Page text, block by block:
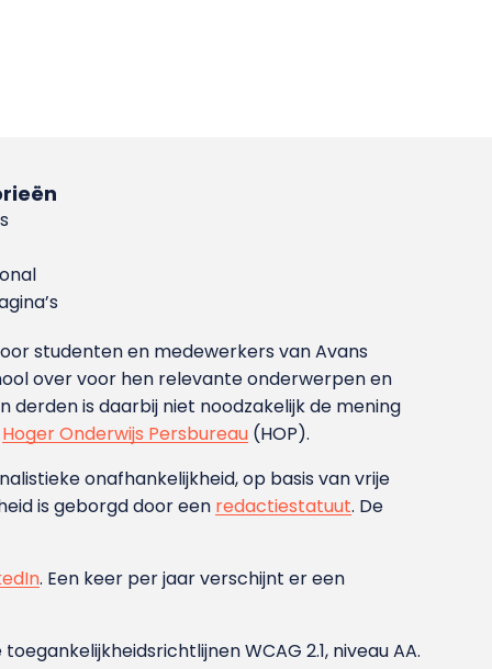
studenten en medewerkers van Avans
over voor hen relevante onderwerpen en
is daarbij niet noodzakelijk de mening
Hoger Onderwijs Persbureau (HOP).
onafhankelijkheid, op basis van vrije
is geborgd door een redactiestatuut. De
. Een keer per jaar verschijnt er een
WCAG 2.1, niveau AA.